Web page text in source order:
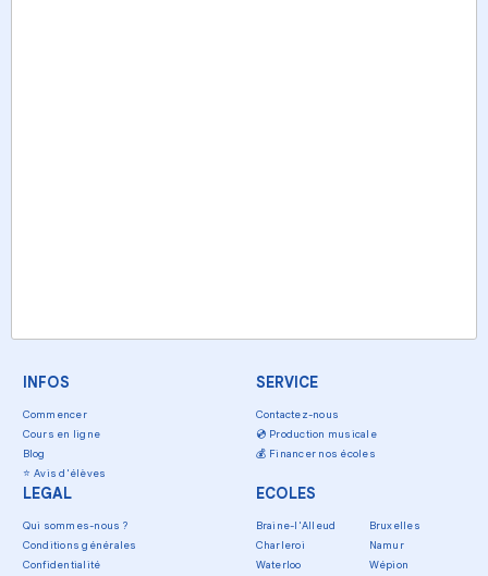
INFOS
Commencer
Cours en ligne
Blog
⭐ Avis d'élèves
SERVICE
Contactez-nous
💿 Production musicale
💰 Financer nos écoles
LEGAL
Qui sommes-nous ?
Conditions générales
Confidentialité
ECOLES
Braine-l'Alleud
Bruxelles
Charleroi
Namur
Waterloo
Wépion